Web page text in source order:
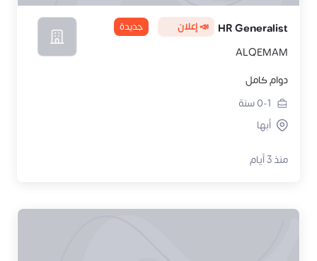
HR Generalist 📣 إعلان جديدة
ALQEMAM
دوام كامل
0-1سنة
أبها
منذ 3 أيام